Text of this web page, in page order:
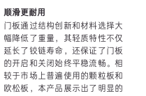
顺滑更耐用
门板通过结构创新和材料选择大
幅降低了重量，其轻质特性不仅
延长了铰链寿命，还保证了门板
的开启和关闭始终平稳流畅。相
较于市场上普遍使用的颗粒板和
欧松板，本产品展示出了明显的